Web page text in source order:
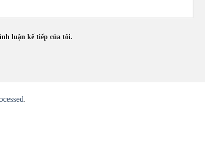
luận kế tiếp của tôi.
.